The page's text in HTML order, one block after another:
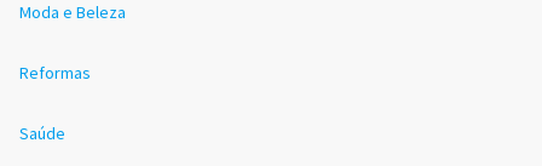
Moda e Beleza
Reformas
Saúde